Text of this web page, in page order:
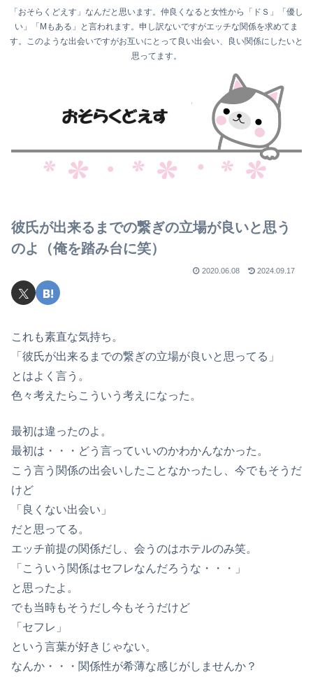
「おそらくどえす」なんだと思います。仲良くなると女性から「ドＳ」「優し
い」「Mもある」と言われます。申し訳ないですがエッチな関係を求めてま
す。このような出会いですがお互いにとって良い出会い、良い関係にしたいと
思ってます。
彼氏が出来るまでの繋ぎの立場が良いと思う
のよ（俺を踏み台に笑）
2020.06.08 2024.09.17
これも素直な気持ち。
「彼氏が出来るまでの繋ぎの立場が良いと思ってる」
とはよく言う。
色々考えたらこういう考えになった。
最初は違ったのよ。
最初は・・・どう言っていいのかわかんなかった。
こう言う関係の出会いしたことなかったし、今でもそうだ
けど
「良くない出会い」
だと思ってる。
エッチ前提の関係だし、会うのはホテルのみ笑。
「こういう関係はセフレなんだろうな・・・」
と思ったよ。
でも当時もそうだし今もそうだけど
「セフレ」
という言葉が好きじゃない。
なんか・・・関係性が希薄な感じがしませんか？